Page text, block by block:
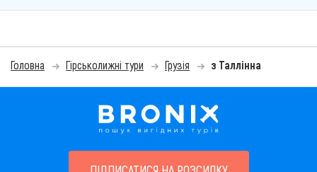
Головна Гірськолижні тури Грузія з Таллінна